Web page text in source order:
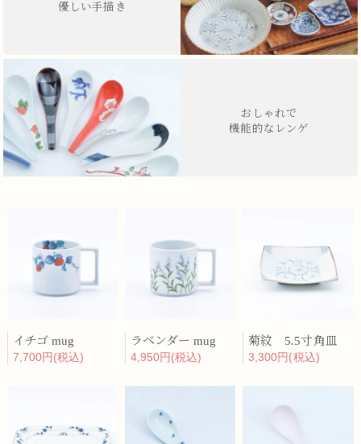
優しい手描き
おしゃれで
機能的なレンゲ
イチゴ mug
7,700円(税込)
ラベンダー mug
4,950円(税込)
菊紋 5.5寸角皿
3,300円(税込)